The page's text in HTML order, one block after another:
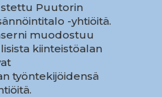
Puutorin
-yhtiöitä.
muodostuu
kiinteistöalan
työntekijöidensä